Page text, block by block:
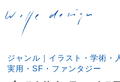
ジャンル｜イラスト・学術・
実用・SF・ファンタジー